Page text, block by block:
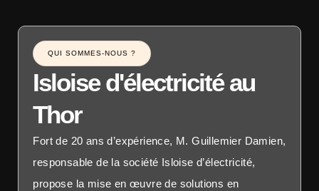
QUI SOMMES-NOUS ?
Isloise d'électricité au
Thor
Fort de 20 ans d’expérience, M. Guillemier Damien,
responsable de la société Isloise d’électricité,
propose la mise en œuvre de solutions en